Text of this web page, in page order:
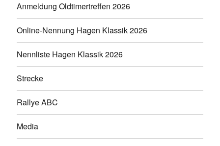
Anmeldung Oldtimertreffen 2026
Online-Nennung Hagen Klassik 2026
Nennliste Hagen Klassik 2026
Strecke
Rallye ABC
Media